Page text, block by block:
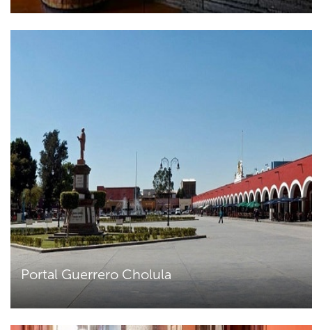
Portal Guerrero Cholula